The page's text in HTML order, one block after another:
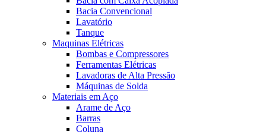
Bacia Convencional
Lavatório
Tanque
Maquinas Elétricas
Bombas e Compressores
Ferramentas Elétricas
Lavadoras de Alta Pressão
Máquinas de Solda
Materiais em Aço
Arame de Aço
Barras
Coluna